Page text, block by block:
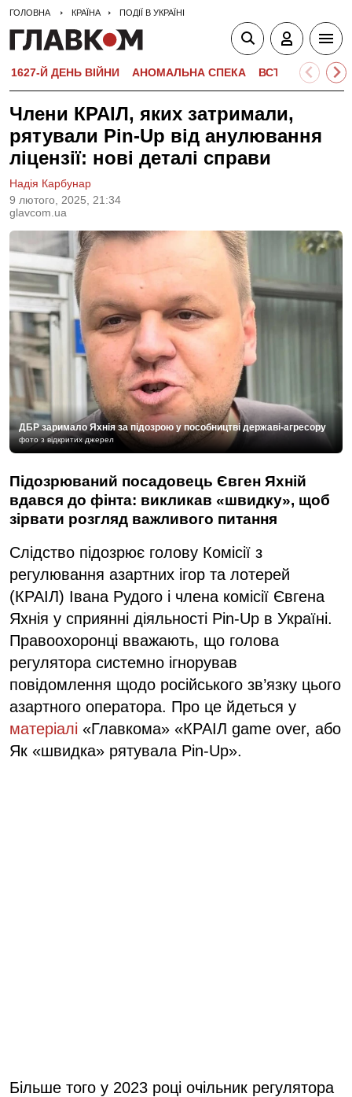
ГОЛОВНА КРАЇНА ПОДІЇ В УКРАЇНІ
1627-Й ДЕНЬ ВІЙНИ АНОМАЛЬНА СПЕКА ВСТУПНА
Члени КРАІЛ, яких затримали,
рятували Pin-Up від анулювання
ліцензії: нові деталі справи
9 лютого, 2025, 21:34
glavcom.ua
Надія Карбунар
ДБР заримало Яхнія за підозрою у пособництві державі-агресору
фото з відкритих джерел
Підозрюваний посадовець Євген Яхній
вдався до фінта: викликав «швидку», щоб
зірвати розгляд важливого питання
Слідство підозрює голову Комісії з
регулювання азартних ігор та лотерей
(КРАІЛ) Івана Рудого і члена комісії Євгена
Яхнія у сприянні діяльності Pin-Up в Україні.
Правоохоронці вважають, що голова
регулятора системно ігнорував
повідомлення щодо російського зв’язку цього
азартного оператора. Про це йдеться у
матеріалі «Главкома» «КРАІЛ game over, або
Як «швидка» рятувала Pin-Up».
Більше того у 2023 році очільник регулятора